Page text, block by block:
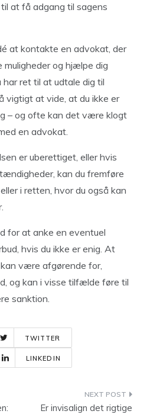
at få adgang til sagens
at kontakte en advokat, der
muligheder og hjælpe dig
har ret til at udtale dig til
vigtigt at vide, at du ikke er
– og ofte kan det være klogt
en advokat.
er uberettiget, eller hvis
kan du fremføre
i retten, hvor du også kan
for at anke en eventuel
hvis du ikke er enig. At
være afgørende for,
og kan i visse tilfælde føre til
sanktion.
TWITTER
LINKEDIN
Er invisalign det rigtige